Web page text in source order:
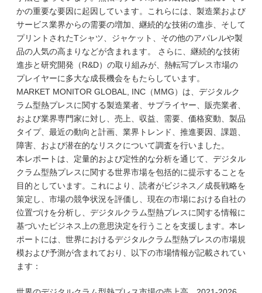
かの重要な要因に起因しています。これらには、製造業および
サービス業界からの需要の増加、継続的な技術の進歩、そして
プリントされたTシャツ、ジャケット、その他のアパレルや製
品の人気の高まりなどが含まれます。 さらに、継続的な技術
進歩と研究開発（R&D）の取り組みが、熱転写プレス市場の
プレイヤーに多大な成長機会をもたらしています。
MARKET MONITOR GLOBAL, INC（MMG）は、デジタルク
ラム型熱プレスに関する製造業者、サプライヤー、販売業者、
および業界専門家に対し、売上、収益、需要、価格変動、製品
タイプ、最近の動向と計画、業界トレンド、推進要因、課題、
障害、および潜在的なリスクについて調査を行いました。
本レポートは、定量的および定性的な分析を通じて、デジタル
クラム型熱プレスに関する世界市場を包括的に提示することを
目的としています。これにより、読者がビジネス／成長戦略を
策定し、市場の競争状況を評価し、現在の市場における自社の
位置づけを分析し、デジタルクラム型熱プレスに関する情報に
基づいたビジネス上の意思決定を行うことを支援します。本レ
ポートには、世界におけるデジタルクラム型熱プレスの市場規
模および予測が含まれており、以下の市場情報が記載されてい
ます：